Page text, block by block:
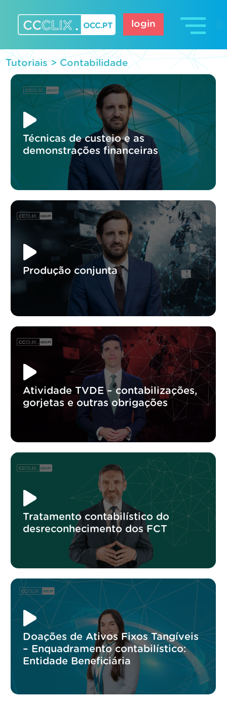
content
login
Tutoriais > Contabilidade
Técnicas de custeio e as
demonstrações financeiras
Produção conjunta
Atividade TVDE – contabilizações,
gorjetas e outras obrigações
Tratamento contabilístico do
desreconhecimento dos FCT
Doações de Ativos Fixos Tangíveis
– Enquadramento contabilístico:
Entidade Beneficiária